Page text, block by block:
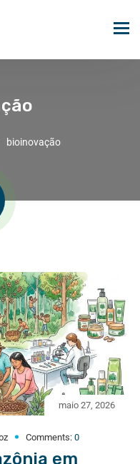
bioinovação
maio 27, 2026
Comments: 0
em